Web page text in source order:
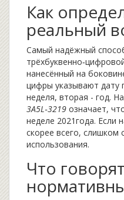
Как
реальный
Самый надёжный
нанесённый на
цифры указывают дату
неделя, вторая - год.
3A5L‑3219 означает,
неделе 2021года. Если
скорее всего, слишком
использования.
Что говорят